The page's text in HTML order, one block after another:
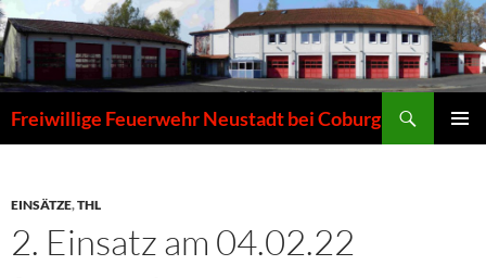
Zum
Inhalt
springen
Freiwillige Feuerwehr Neustadt bei Coburg
EINSÄTZE,THL
2. Einsatz am 04.02.22